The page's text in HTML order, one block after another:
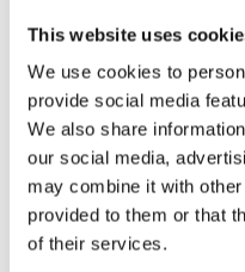
This website uses
We use cookies to
provide social media
We also share
our social media,
may combine it with
provided to them or that
of their services.
at alt som virker har
man vet at CBD påvirker
vist i forskningsstudier at
andre medisiner man
kan om behandling og
preparater som dukker opp
dokumentasjon til enda. Jo
spørsmål stiller man og
komme på nett.